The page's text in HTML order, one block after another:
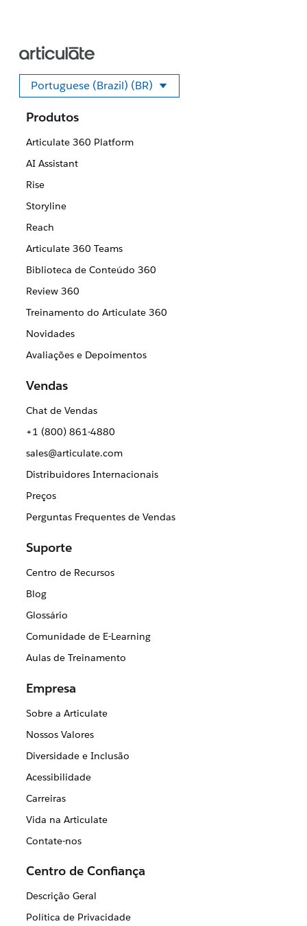
Portuguese (Brazil) (BR)
Selecione seu idioma
Produtos
Articulate 360 Platform
AI Assistant
Rise
Storyline
Reach
Articulate 360 Teams
Biblioteca de Conteúdo 360
Review 360
Treinamento do Articulate 360
Novidades
Avaliações e Depoimentos
Vendas
Chat de Vendas
+1 (800) 861-4880
sales@articulate.com
Distribuidores Internacionais
Preços
Perguntas Frequentes de Vendas
Suporte
Centro de Recursos
Blog
Glossário
Comunidade de E-Learning
Aulas de Treinamento
Empresa
Sobre a Articulate
Nossos Valores
Diversidade e Inclusão
Acessibilidade
Carreiras
Vida na Articulate
Contate-nos
Centro de Confiança
Descrição Geral
Política de Privacidade